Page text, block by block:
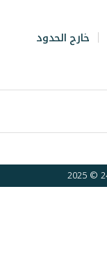
خارج الحدود